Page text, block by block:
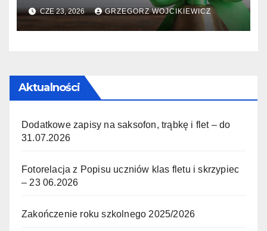
CZE 23, 2026 GRZEGORZ WOJCIKIEWICZ
Aktualności
Dodatkowe zapisy na saksofon, trąbkę i flet – do
31.07.2026
Fotorelacja z Popisu uczniów klas fletu i skrzypiec
– 23 06.2026
Zakończenie roku szkolnego 2025/2026